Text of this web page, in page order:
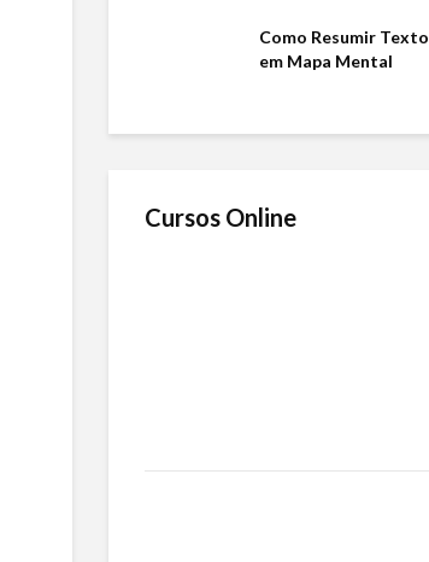
Como Resumir Texto
em Mapa Mental
Cursos Online